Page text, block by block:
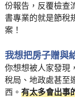
份報告，反覆檢查
書專業的就是節稅
案！
我想把房子贈與
你想想被人家發現
稅局、地政處甚至
西。 有太多會出事